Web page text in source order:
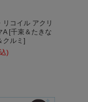
リコイル アクリ
A [千束＆たきな
クルミ]
)